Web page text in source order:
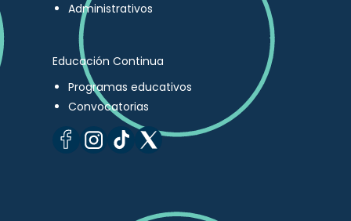
Administrativos
Educación Continua
Programas educativos
Convocatorias